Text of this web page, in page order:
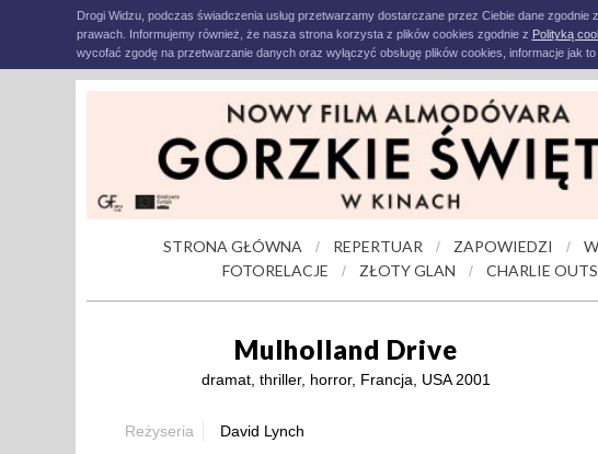
Drogi Widzu, podczas świadczenia usług przetwarzamy dostarczane przez Ciebie dane zgodnie
prawach. Informujemy również, że nasza strona korzysta z plików cookies zgodnie z Polityką
wycofać zgodę na przetwarzanie danych oraz wyłączyć obsługę plików cookies, informacje jak
STRONA GŁÓWNA / REPERTUAR / ZAPOWIEDZI /
FOTORELACJE
/ ZŁOTY GLAN / CHARLIE
Mulholland Drive
dramat, thriller, horror, Francja, USA 2001
Reżyseria David Lynch